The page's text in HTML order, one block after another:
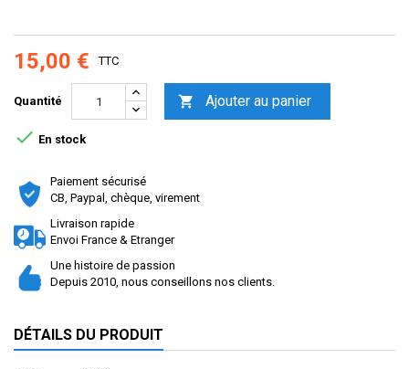
15,00 € TTC
Quantité  Ajouter au panier
 En stock
Paiement sécurisé
CB, Paypal, chèque, virement
Livraison rapide
Envoi France & Etranger
Une histoire de passion
Depuis 2010, nous conseillons nos clients.
DÉTAILS DU PRODUIT